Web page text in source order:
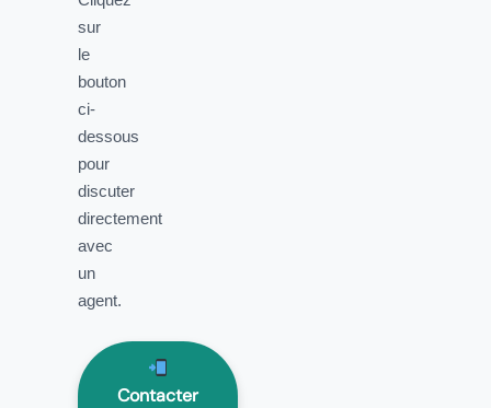
sur
le
bouton
ci-
dessous
pour
discuter
directement
avec
un
agent.
Contacter